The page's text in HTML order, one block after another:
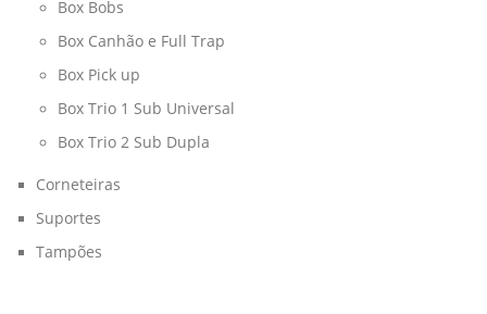
Box Bobs
Box Canhão e Full Trap
Box Pick up
Box Trio 1 Sub Universal
Box Trio 2 Sub Dupla
Corneteiras
Suportes
Tampões